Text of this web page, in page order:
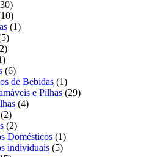
3030
produtos
1010
produtos
11
55
produtos
22
produtos
1
produto
66
produtos
de Bebidas 11
produto
e Pilhas 2929
44
22
produtos
22
produtos
Domésticos 11
produto
individuais 55